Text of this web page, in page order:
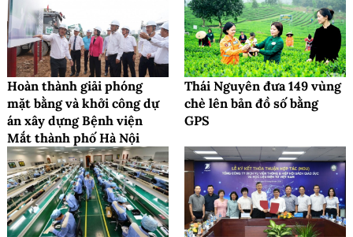
Hoàn thành giải phóng
mặt bằng và khởi công dự
án xây dựng Bệnh viện
Mắt thành phố Hà Nội
Thái Nguyên đưa 149 vùng
chè lên bản đồ số bằng
GPS